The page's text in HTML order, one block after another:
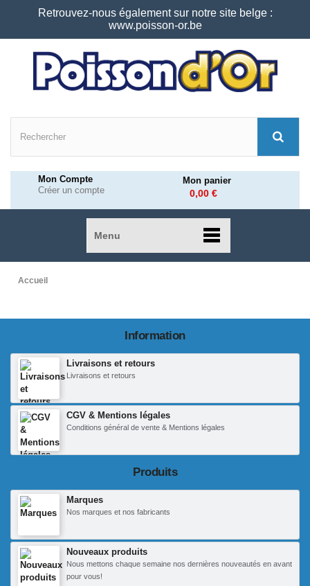
Retrouvez-nous également sur notre site belge :
www.poisson-or.be
Mon Compte
Créer un compte
Mon panier
0,00 €
Menu
Accueil
Information
Livraisons et retours
Livraisons et retours
CGV & Mentions légales
Conditions général de vente & Mentions légales
Produits
Marques
Nos marques et nos fabricants
Nouveaux produits
Nous mettons chaque semaine nos dernières nouveautés en avant
pour vous!